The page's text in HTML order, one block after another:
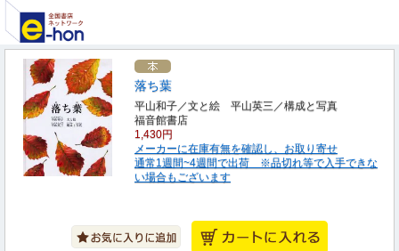
落ち葉
平山和子／文と絵 平山英三／構成と写真
福音館書店
1,430円
メーカーに在庫有無を確認し、お取り寄せ
通常1週間~4週間で出荷 ※品切れ等で入手できな
い場合もございます